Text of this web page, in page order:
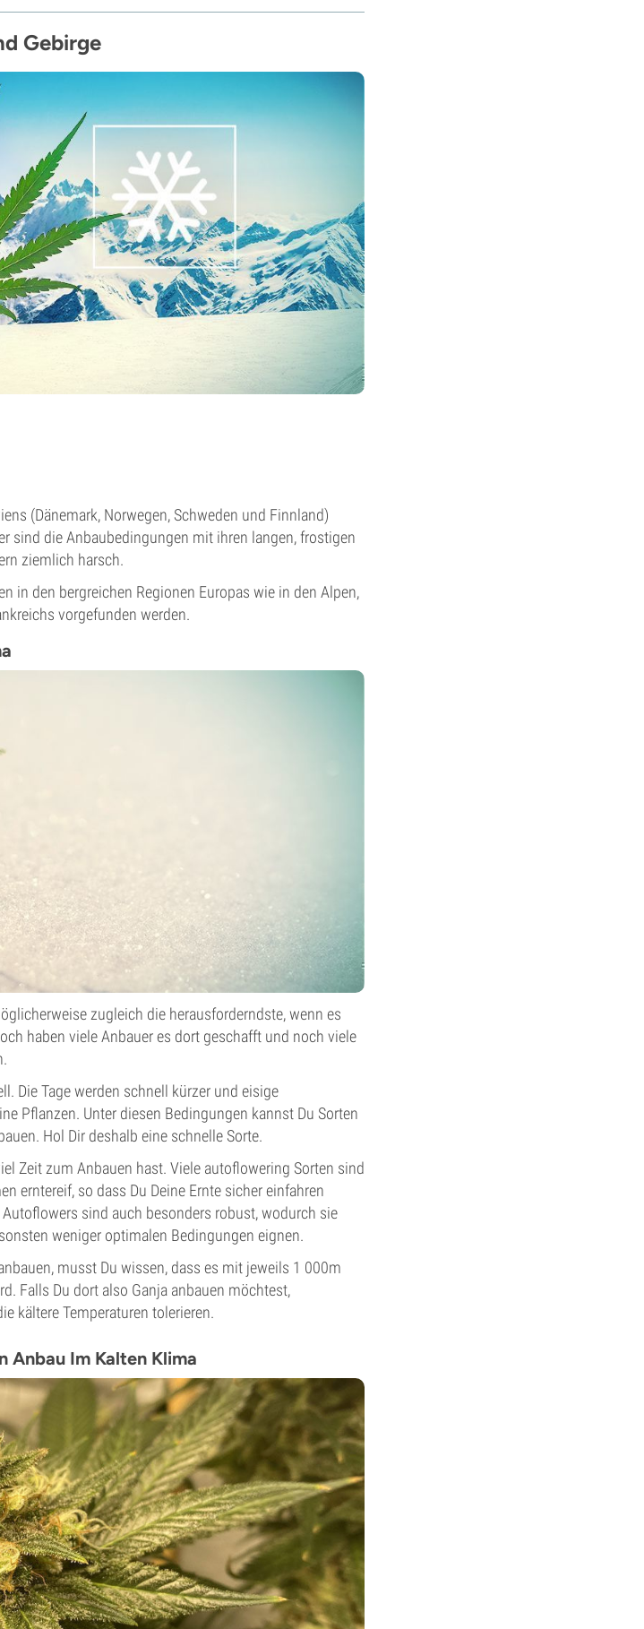
Gebirge
(Dänemark, Norwegen, Schweden und Finnland)
sind die Anbaubedingungen mit ihren langen, frostigen
ziemlich harsch.
in den bergreichen Regionen Europas wie in den Alpen,
vorgefunden werden.
zugleich die herausforderndste, wenn es
haben viele Anbauer es dort geschafft und noch viele
Die Tage werden schnell kürzer und eisige
Pflanzen. Unter diesen Bedingungen kannst Du Sorten
Hol Dir deshalb eine schnelle Sorte.
Zeit zum Anbauen hast. Viele autoflowering Sorten sind
erntereif, so dass Du Deine Ernte sicher einfahren
sind auch besonders robust, wodurch sie
weniger optimalen Bedingungen eignen.
musst Du wissen, dass es mit jeweils 1 000m
Falls Du dort also Ganja anbauen möchtest,
kältere Temperaturen tolerieren.
Anbau Im Kalten Klima